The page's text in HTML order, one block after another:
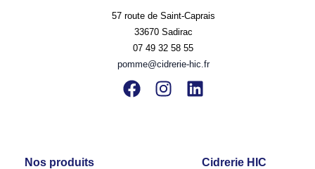
57 route de Saint-Caprais
33670 Sadirac
07 49 32 58 55
pomme@cidrerie-hic.fr
Nos produits Cidrerie HIC